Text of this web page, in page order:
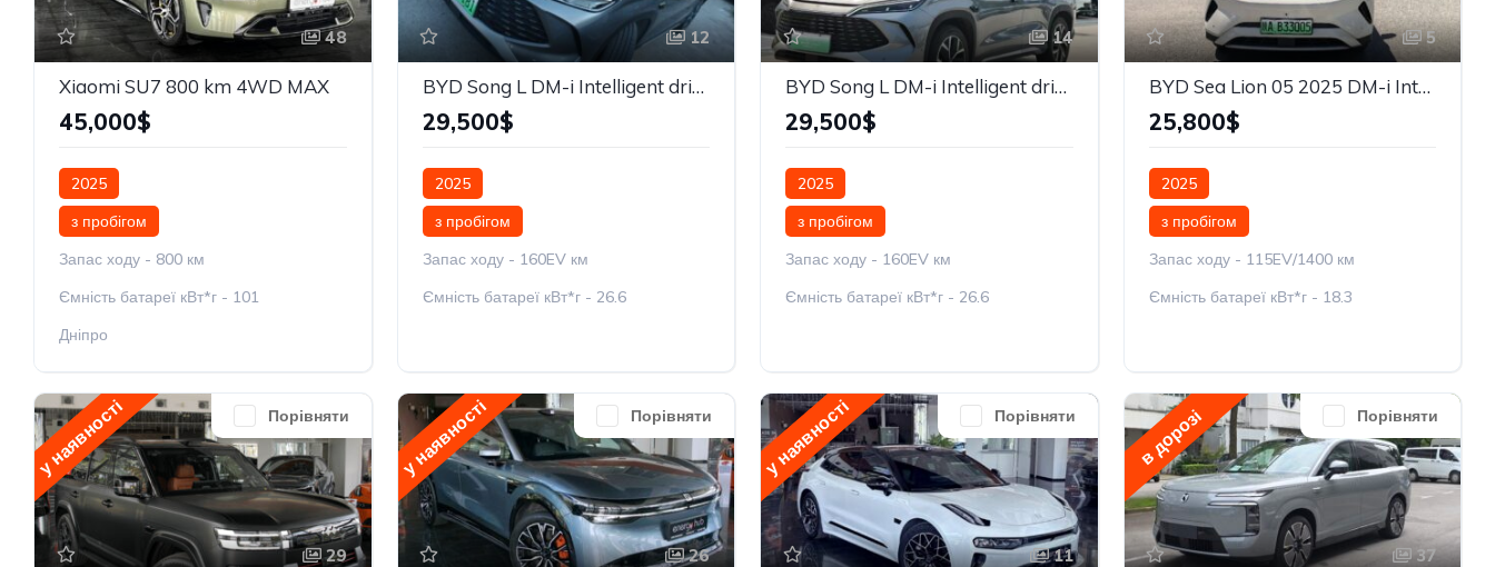
48
Xiaomi SU7 800 km 4WD MAX
45,000$
2025
з пробігом
Запас ходу - 800 км
Ємність батареї кВт*г - 101
Дніпро
12
BYD Song L DM-i Intelligent driving Edition 160km Beyond
29,500$
2025
з пробігом
Запас ходу - 160EV км
Ємність батареї кВт*г - 26.6
14
BYD Song L DM-i Intelligent driving Edition 160km Beyond
29,500$
2025
з пробігом
Запас ходу - 160EV км
Ємність батареї кВт*г - 26.6
5
BYD Sea Lion 05 2025 DM-i Intelligent Driving Edition 115KM
25,800$
2025
з пробігом
Запас ходу - 115EV/1400 км
Ємність батареї кВт*г - 18.3
Порівняти
у наявності
29
Порівняти
у наявності
26
Порівняти
у наявності
11
Порівняти
в дорозі
37